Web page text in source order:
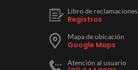
Libro de reclamaciones
Registros
Mapa de ubicación
Google Maps
Atención al usuario